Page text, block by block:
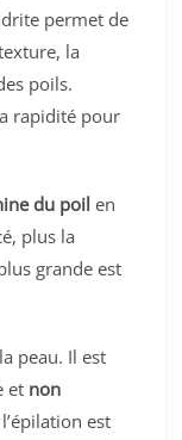
permet de
la
poils.
rapidité pour
du poil en
plus la
grande est
peau. Il est
et non
est